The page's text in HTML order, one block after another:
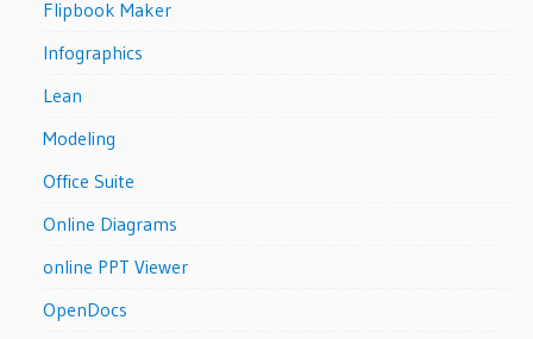
Flipbook Maker
Infographics
Lean
Modeling
Office Suite
Online Diagrams
online PPT Viewer
OpenDocs